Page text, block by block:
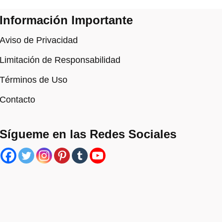
Información Importante
Aviso de Privacidad
Limitación de Responsabilidad
Términos de Uso
Contacto
Sígueme en las Redes Sociales